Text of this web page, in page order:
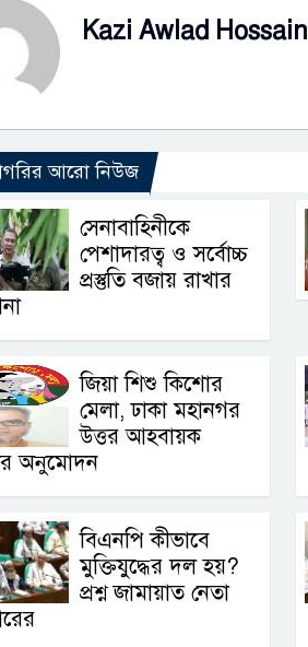
Kazi Awlad Hossain
আরো নিউজ
সেনাবাহিনীকে
পেশাদারত্ব ও সর্বোচ্চ
প্রস্তুতি বজায় রাখার
জিয়া শিশু কিশোর
মেলা, ঢাকা মহানগর
উত্তর আহবায়ক
অনুমোদন
বিএনপি কীভাবে
মুক্তিযুদ্ধের দল হয়?
প্রশ্ন জামায়াত নেতা